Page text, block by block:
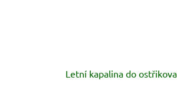
Letní kapalina do